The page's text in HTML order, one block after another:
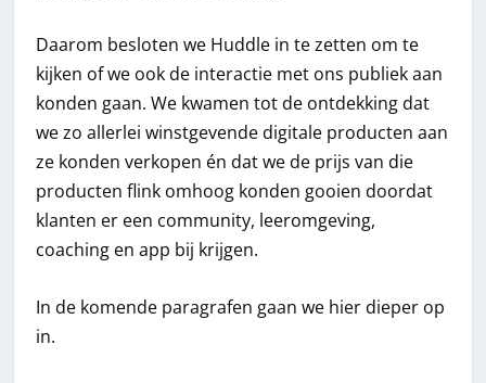
Daarom besloten we Huddle in te zetten om te
kijken of we ook de interactie met ons publiek aan
konden gaan. We kwamen tot de ontdekking dat
we zo allerlei winstgevende digitale producten aan
ze konden verkopen én dat we de prijs van die
producten flink omhoog konden gooien doordat
klanten er een community, leeromgeving,
coaching en app bij krijgen.
In de komende paragrafen gaan we hier dieper op
in.